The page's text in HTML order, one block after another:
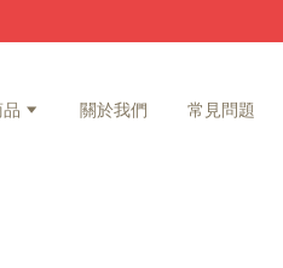
品 關於我們 常見問題